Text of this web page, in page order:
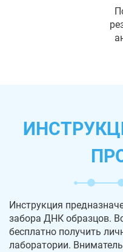
Инструкция
забора ДНК образцов.
бесплатно получить
лаборатории.